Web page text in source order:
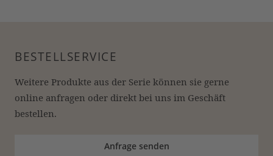
BESTELLSERVICE
Weitere Produkte aus der Serie können sie gerne
online anfragen oder direkt bei uns im Geschäft
bestellen.
Anfrage senden